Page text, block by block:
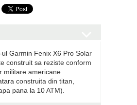
Garmin Fenix X6 Pro Solar
construit sa reziste conform
militare americane
construita din titan,
pana la 10 ATM).